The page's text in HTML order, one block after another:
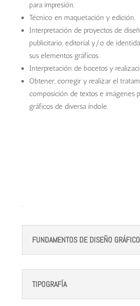
para impresión.
Técnico en maquetación y edición.
Interpretación de proyectos de
publicitario, editorial y/o de
sus elementos gráficos.
Interpretación de bocetos y
Obtener, corregir y realizar el
composición de textos e imágenes
gráficos de diversa índole.
.
FUNDAMENTOS DE DISEÑO GRÁFICO
TIPOGRAFÍA